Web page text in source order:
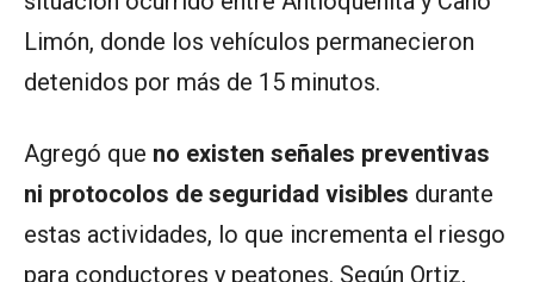
Limón, donde los vehículos permanecieron
detenidos por más de 15 minutos.
Agregó que no existen señales preventivas
ni protocolos de seguridad visibles durante
estas actividades, lo que incrementa el riesgo
para conductores y peatones. Según Ortiz,